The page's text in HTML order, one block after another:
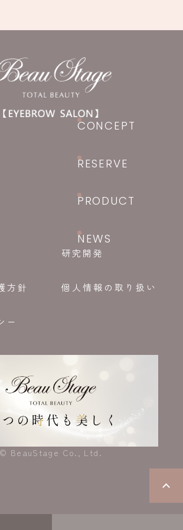
CONCEPT
RESERVE
PRODUCT
NEWS
研究開発
方針 個人情報の取り扱い
ー
© BeauStage Co., Ltd.